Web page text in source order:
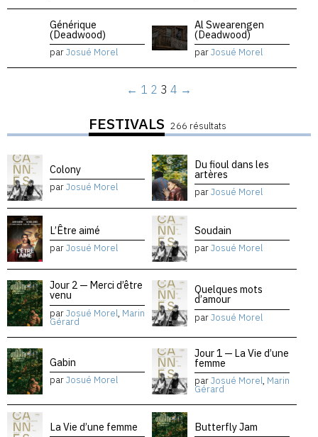
Générique
(Deadwood)
parJosué Morel
Al Swearengen
(Deadwood)
parJosué Morel
← 1 2 3 4 →
FESTIVALS 266 résultats
Colony
parJosué Morel
Du fioul dans les
artères
parJosué Morel
L’Être aimé
parJosué Morel
Soudain
parJosué Morel
Jour 2 — Merci d’être
venu
parJosué Morel, Marin
Gérard
Quelques mots
d’amour
parJosué Morel
Gabin
parJosué Morel
Jour 1 — La Vie d’une
femme
parJosué Morel, Marin
Gérard
La Vie d’une femme Butterfly Jam